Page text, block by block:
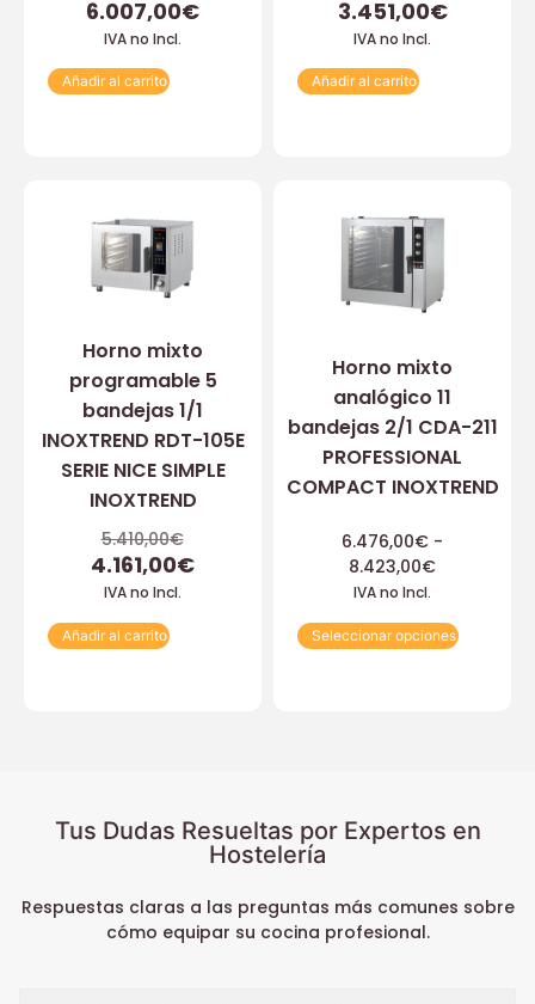
6.007,00€
IVA no Incl.
Añadir al carrito
3.451,00€
IVA no Incl.
Añadir al carrito
Horno mixto
programable 5
bandejas 1/1
INOXTREND RDT-105E
SERIE NICE SIMPLE
INOXTREND
5.410,00€
4.161,00€
IVA no Incl.
Añadir al carrito
Horno mixto
analógico 11
bandejas 2/1 CDA-211
PROFESSIONAL
COMPACT INOXTREND
6.476,00€ -
8.423,00€
IVA no Incl.
Seleccionar opciones
Tus Dudas Resueltas por Expertos en
Hostelería
Respuestas claras a las preguntas más comunes sobre
cómo equipar su cocina profesional.